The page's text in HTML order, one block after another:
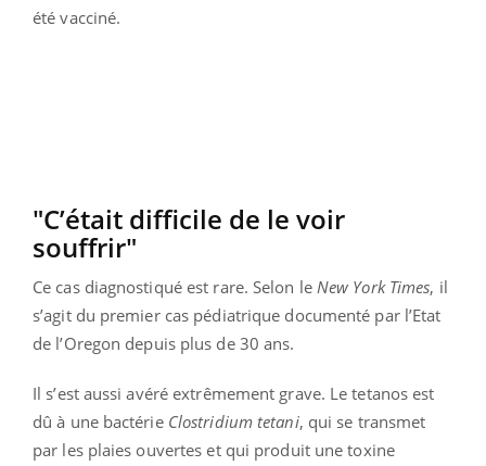
été vacciné.
"C’était difficile de le voir
souffrir"
Ce cas diagnostiqué est rare. Selon le New York Times, il
s’agit du premier cas pédiatrique documenté par l’Etat
de l’Oregon depuis plus de 30 ans.
Il s’est aussi avéré extrêmement grave. Le tetanos est
dû à une bactérie Clostridium tetani, qui se transmet
par les plaies ouvertes et qui produit une toxine